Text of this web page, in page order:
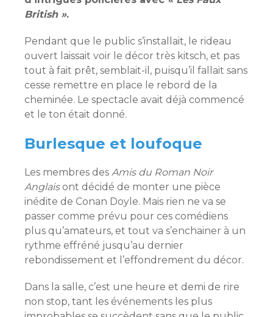
British ».
Pendant que le public s’installait, le rideau
ouvert laissait voir le décor très kitsch, et pas
tout à fait prêt, semblait-il, puisqu’il fallait sans
cesse remettre en place le rebord de la
cheminée. Le spectacle avait déjà commencé
et le ton était donné.
Burlesque et loufoque
Les membres des Amis du Roman Noir
Anglaisont décidé de monter une pièce
inédite de Conan Doyle. Mais rien ne va se
passer comme prévu pour ces comédiens
plus qu’amateurs, et tout va s’enchainer à un
rythme effréné jusqu’au dernier
rebondissement et l’effondrement du décor.
Dans la salle, c’est une heure et demi de rire
non stop, tant les événements les plus